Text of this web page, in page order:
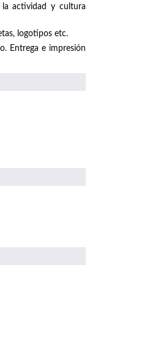
actividad y cultura
logotipos etc.
Entrega e impresión